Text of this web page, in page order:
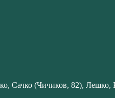
Сачко (Чичиков, 82),